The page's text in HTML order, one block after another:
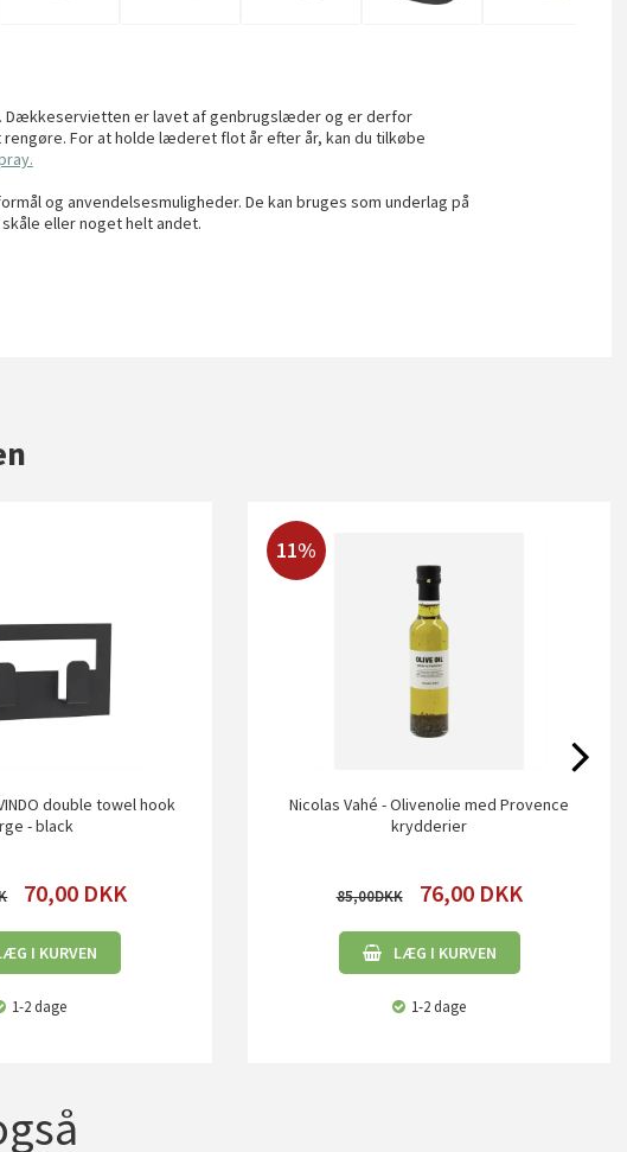
Dækkeservietten er lavet af genbrugslæder og er derfor
For at holde læderet flot år efter år, kan du tilkøbe
og anvendelsesmuligheder. De kan bruges som underlag på
eller noget helt andet.
double towel hook
- black
70,00 DKK
I KURVEN
1-2 dage
11%
Nicolas Vahé - Olivenolie med Provence
krydderier
85,00 76,00 DKK
LÆG I KURVEN
1-2 dage